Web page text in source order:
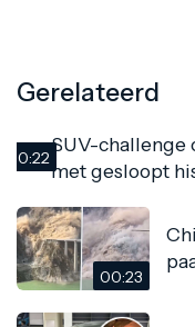
Gerelateerd
00:22
SUV-challenge
met gesloopt
00:23